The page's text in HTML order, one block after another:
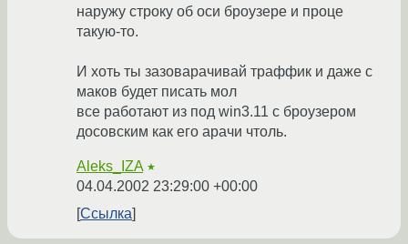
наружу строку об оси броузере и проце
такую-то.
И хоть ты зазоварачивай траффик и даже с
маков будет писать мол
все работают из под win3.11 с броузером
досовским как его арачи чтоль.
Aleks_IZA ★
04.04.2002 23:29:00 +00:00
Ссылка